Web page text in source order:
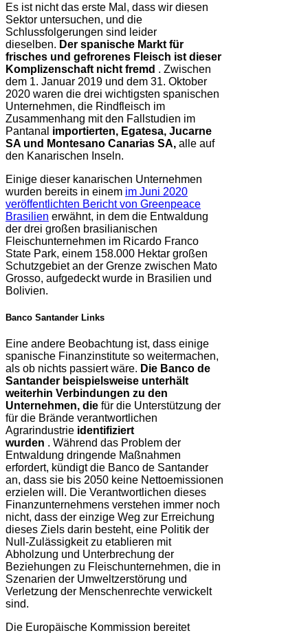
Es ist nicht das erste Mal, dass wir diesen
Sektor untersuchen, und die
Schlussfolgerungen sind leider
dieselben. Der spanische Markt für
frisches und gefrorenes Fleisch ist dieser
Komplizenschaft nicht fremd . Zwischen
dem 1. Januar 2019 und dem 31. Oktober
2020 waren die drei wichtigsten spanischen
Unternehmen, die Rindfleisch im
Zusammenhang mit den Fallstudien im
Pantanal importierten, Egatesa, Jucarne
SA und Montesano Canarias SA, alle auf
den Kanarischen Inseln.
Einige dieser kanarischen Unternehmen
wurden bereits in einem im Juni 2020
veröffentlichten Bericht von Greenpeace
Brasilien erwähnt, in dem die Entwaldung
der drei großen brasilianischen
Fleischunternehmen im Ricardo Franco
State Park, einem 158.000 Hektar großen
Schutzgebiet an der Grenze zwischen Mato
Grosso, aufgedeckt wurde in Brasilien und
Bolivien.
Banco Santander Links
Eine andere Beobachtung ist, dass einige
spanische Finanzinstitute so weitermachen,
als ob nichts passiert wäre. Die Banco de
Santander beispielsweise unterhält
weiterhin Verbindungen zu den
Unternehmen, die für die Unterstützung der
für die Brände verantwortlichen
Agrarindustrie identifiziert
wurden . Während das Problem der
Entwaldung dringende Maßnahmen
erfordert, kündigt die Banco de Santander
an, dass sie bis 2050 keine Nettoemissionen
erzielen will. Die Verantwortlichen dieses
Finanzunternehmens verstehen immer noch
nicht, dass der einzige Weg zur Erreichung
dieses Ziels darin besteht, eine Politik der
Null-Zulässigkeit zu etablieren mit
Abholzung und Unterbrechung der
Beziehungen zu Fleischunternehmen, die in
Szenarien der Umweltzerstörung und
Verletzung der Menschenrechte verwickelt
sind.
Die Europäische Kommission bereitet